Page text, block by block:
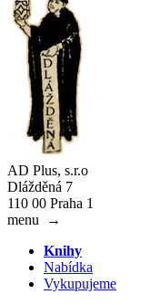
AD Plus, s.r.o
Dlážděná 7
110 00 Praha 1
menu
→
Knihy
Nabídka
Vykupujeme